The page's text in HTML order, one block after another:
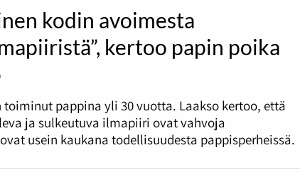
kodin avoimesta
kertoo papin poika
toiminut pappina yli 30 vuotta. Laakso kertoo, että
ja sulkeutuva ilmapiiri ovat vahvoja
usein kaukana todellisuudesta pappisperheissä.